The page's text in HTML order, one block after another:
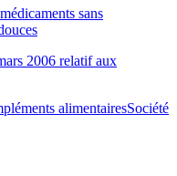
sans
2006 relatif aux
alimentairesSociété